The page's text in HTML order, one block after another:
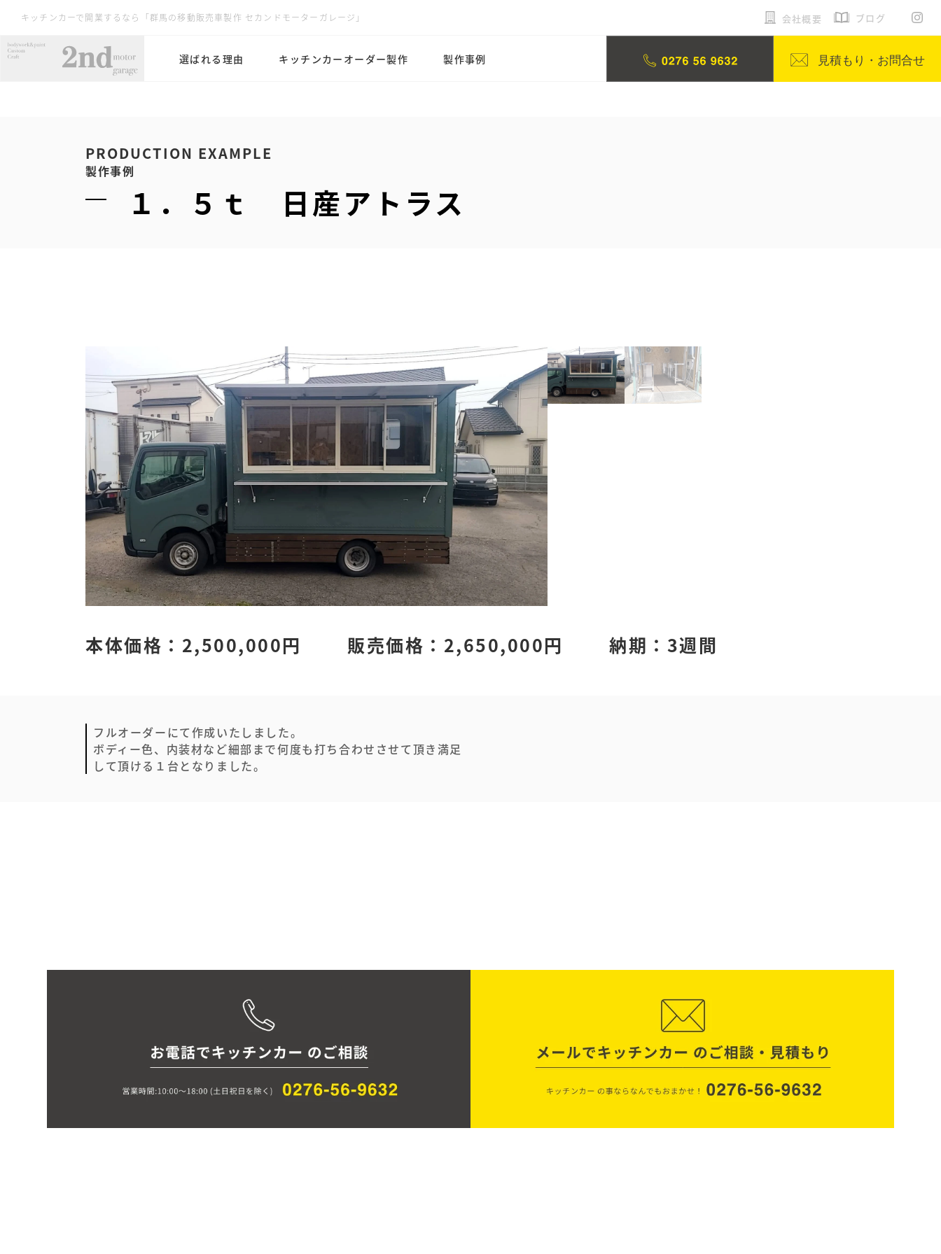
キッチンカーで開業するなら「群馬の移動販売車製作 セカンドモーターガレージ」 会社概要 ブログ
選ばれる理由 キッチンカーオーダー製作 製作事例
PRODUCTION EXAMPLE
製作事例
１．５ｔ 日産アトラス
本体価格：2,500,000円 販売価格：2,650,000円 納期：3週間
フルオーダーにて作成いたしました。
ボディー色、内装材など細部まで何度も打ち合わせさせて頂き満足
して頂ける１台となりました。